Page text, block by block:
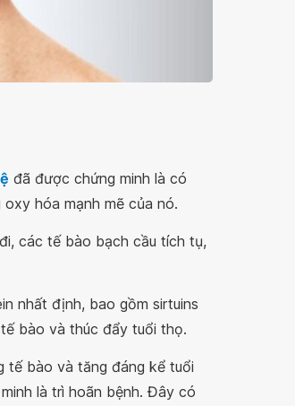
đã được chứng minh là có
hóa mạnh mẽ của nó.
các tế bào bạch cầu tích tụ,
nhất định, bao gồm sirtuins
bào và thúc đẩy tuổi thọ.
tế bào và tăng đáng kể tuổi
là trì hoãn bệnh. Đây có